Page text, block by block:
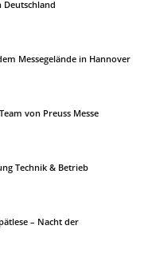
Messegelände in Hannover
von Preuss Messe
Technik & Betrieb
– Nacht der